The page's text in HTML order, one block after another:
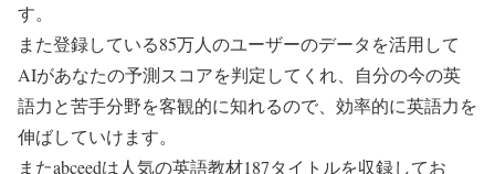
す。
また登録している85万人のユーザーのデータを活用して
AIがあなたの予測スコアを判定してくれ、自分の今の英
語力と苦手分野を客観的に知れるので、効率的に英語力を
伸ばしていけます。
またabceedは人気の英語教材187タイトルを収録してお